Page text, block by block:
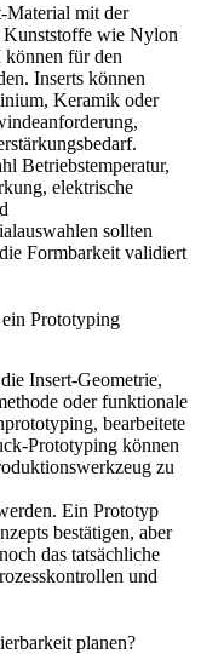
Material mit der
Kunststoffe wie Nylon
für den
Inserts können
Keramik oder
Betriebstemperatur,
elektrische
sollten
Formbarkeit validiert
Prototyping
Insert-Geometrie,
oder funktionale
, bearbeitete
Prototyping können
zu
Ein Prototyp
bestätigen, aber
das tatsächliche
und
planen?